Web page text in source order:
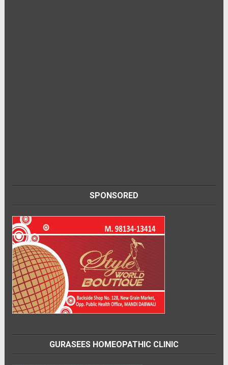
SPONSORED
GURASEES HOMEOPATHIC CLINIC